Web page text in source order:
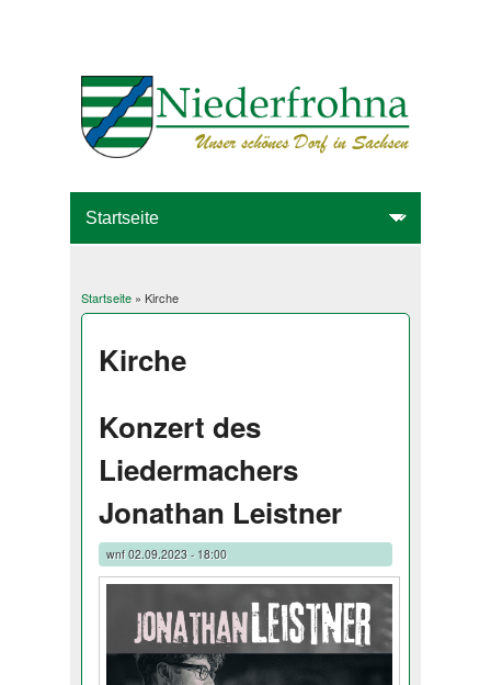
Sie sind hier
Startseite» Kirche
Kirche
Konzert des
Liedermachers
Jonathan Leistner
wnf02.09.2023 - 18:00